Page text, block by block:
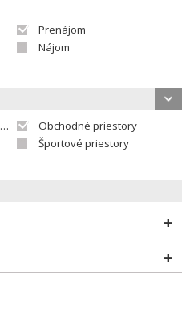
Prenájom
Nájom
Obchodné priestory
Športové priestory